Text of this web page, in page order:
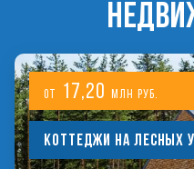
от 17,20 млн руб.
Коттеджи на лесных